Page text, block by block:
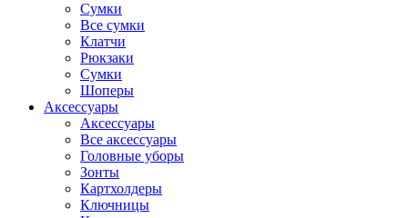
Сумки
Все сумки
Клатчи
Рюкзаки
Сумки
Шоперы
Аксессуары
Аксессуары
Все аксессуары
Головные уборы
Зонты
Картхолдеры
Ключницы